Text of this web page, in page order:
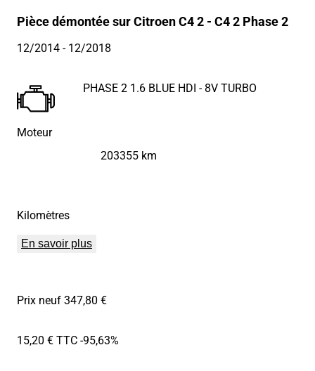
Pièce démontée sur Citroen C4 2 - C4 2 Phase 2
12/2014- 12/2018
Moteur
PHASE 2 1.6 BLUE HDI - 8V TURBO
Kilomètres
203355 km
En savoir plus
Prix neuf 347,80 €
15,20 € TTC-95,63%